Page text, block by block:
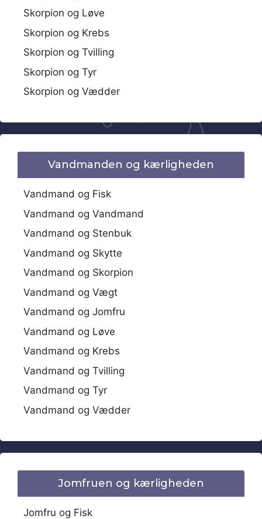
Skorpion og Løve
Skorpion og Krebs
Skorpion og Tvilling
Skorpion og Tyr
Skorpion og Vædder
Vandmanden og kærligheden
Vandmand og Fisk
Vandmand og Vandmand
Vandmand og Stenbuk
Vandmand og Skytte
Vandmand og Skorpion
Vandmand og Vægt
Vandmand og Jomfru
Vandmand og Løve
Vandmand og Krebs
Vandmand og Tvilling
Vandmand og Tyr
Vandmand og Vædder
Jomfruen og kærligheden
Jomfru og Fisk